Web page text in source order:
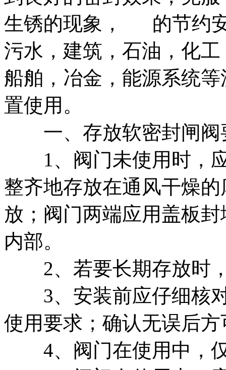
生锈的现象， 的节约
污水，建筑，石油，化
船舶，冶金，能源系统
置使用。
一、存放软密封闸阀
1、阀门未使用时，应
整齐地存放在通风干燥
放；阀门两端应用盖板
内部。
2、若要长期存放时
3、安装前应仔细核对
使用要求；确认无误后
4、阀门在使用中，仅